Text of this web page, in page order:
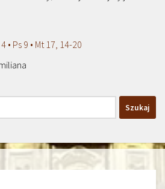
• Ps 9 • Mt 17, 14-20